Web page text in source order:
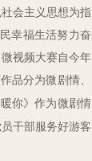
会主义思想为指
幸福生活努力奋
视频大赛自今年
品分为微剧情、
你》作为微剧情
干部服务好游客